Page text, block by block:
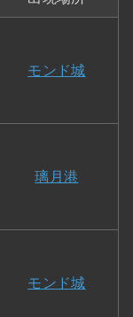
モンド城
璃月港
モンド城